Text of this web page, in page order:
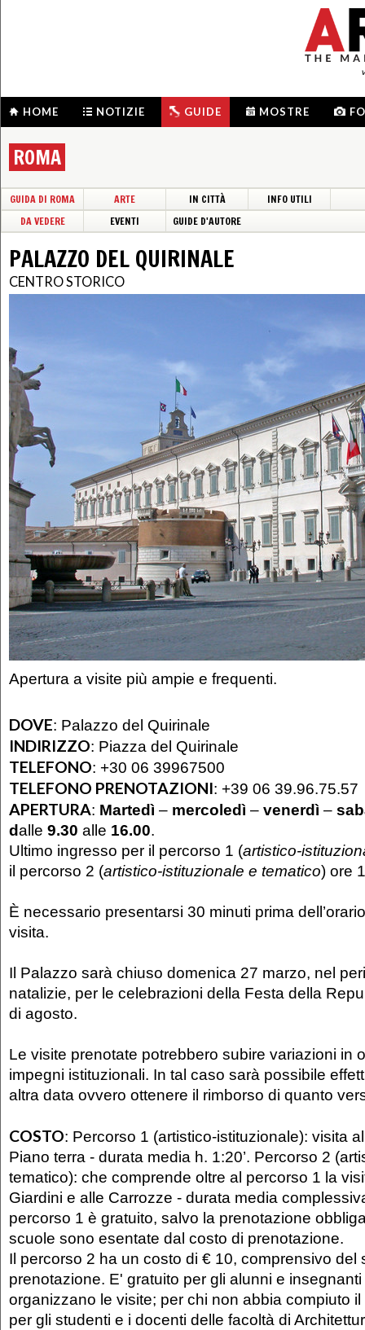
HOME NOTIZIE GUIDE MOSTRE
ROMA
GUIDA DI ROMA ARTE IN CITTÀ
INFO UTILI
DA VEDERE
EVENTI GUIDE D'AUTORE
PALAZZO DEL QUIRINALE
CENTRO STORICO
Apertura a visite più ampie e frequenti.
DOVE: Palazzo del Quirinale
INDIRIZZO: Piazza del Quirinale
TELEFONO: +30 06 39967500
TELEFONO PRENOTAZIONI: +39 06 39.96.75.57
APERTURA: Martedì – mercoledì – venerdì –
dalle 9.30 alle 16.00.
Ultimo ingresso per il percorso 1 (artistico-
il percorso 2 (artistico-istituzionale e tematico) ore
È necessario presentarsi 30 minuti prima
visita.
Il Palazzo sarà chiuso domenica 27 marzo, nel
natalizie, per le celebrazioni della Festa della
di agosto.
Le visite prenotate potrebbero subire variazioni in
impegni istituzionali. In tal caso sarà possibile
altra data ovvero ottenere il rimborso di quanto
COSTO: Percorso 1 (artistico-istituzionale): visita
Piano terra - durata media h. 1:20’. Percorso 2
tematico): che comprende oltre al percorso 1 la
Giardini e alle Carrozze - durata media
percorso 1 è gratuito, salvo la prenotazione
scuole sono esentate dal costo di prenotazione.
Il percorso 2 ha un costo di € 10, comprensivo del
prenotazione. E' gratuito per gli alunni e
organizzano le visite; per chi non abbia compiuto il
per gli studenti e i docenti delle facoltà di